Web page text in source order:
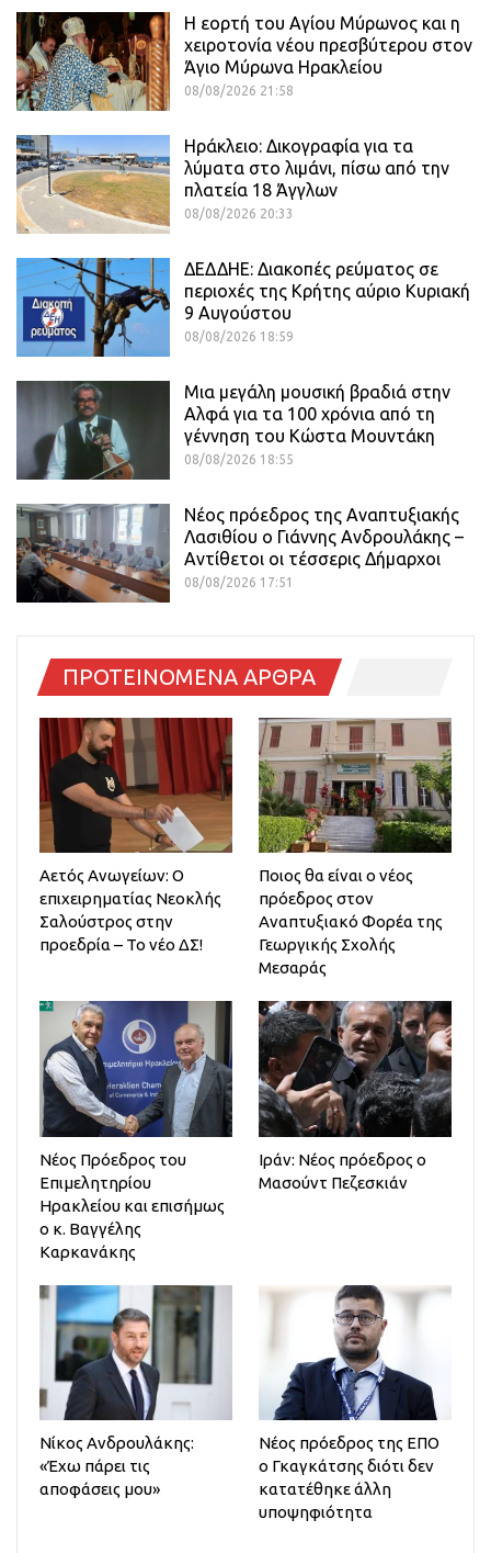
Η εορτή του Αγίου Μύρωνος και η
χειροτονία νέου πρεσβύτερου στον
Άγιο Μύρωνα Ηρακλείου
08/08/2026 21:58
Ηράκλειο: Δικογραφία για τα
λύματα στο λιμάνι, πίσω από την
πλατεία 18 Άγγλων
08/08/2026 20:33
ΔΕΔΔΗΕ: Διακοπές ρεύματος σε
περιοχές της Κρήτης αύριο Κυριακή
9 Αυγούστου
08/08/2026 18:59
Μια μεγάλη μουσική βραδιά στην
Αλφά για τα 100 χρόνια από τη
γέννηση του Κώστα Μουντάκη
08/08/2026 18:55
Νέος πρόεδρος της Αναπτυξιακής
Λασιθίου ο Γιάννης Ανδρουλάκης –
Αντίθετοι οι τέσσερις Δήμαρχοι
08/08/2026 17:51
ΠΡΟΤΕΙΝΟΜΕΝΑ ΑΡΘΡΑ
Αετός Ανωγείων: Ο
επιχειρηματίας Νεοκλής
Σαλούστρος στην
προεδρία – Το νέο ΔΣ!
Ποιος θα είναι ο νέος
πρόεδρος στον
Αναπτυξιακό Φορέα της
Γεωργικής Σχολής
Μεσαράς
Νέος Πρόεδρος του
Επιμελητηρίου
Ηρακλείου και επισήμως
ο κ. Βαγγέλης
Καρκανάκης
Ιράν: Νέος πρόεδρος ο
Μασούντ Πεζεσκιάν
Νίκος Ανδρουλάκης:
«Έχω πάρει τις
αποφάσεις μου»
Νέος πρόεδρος της ΕΠΟ
ο Γκαγκάτσης διότι δεν
κατατέθηκε άλλη
υποψηφιότητα